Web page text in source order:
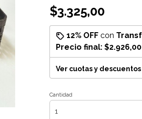
$3.325,00
12% OFF con
Precio final: $2.926,00
Ver cuotas y descuentos
Cantidad